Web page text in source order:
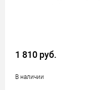
1 810 руб.
В наличии